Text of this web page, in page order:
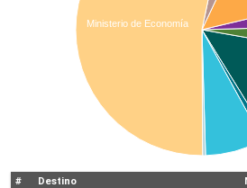
Ministerio de Economía
# Destino